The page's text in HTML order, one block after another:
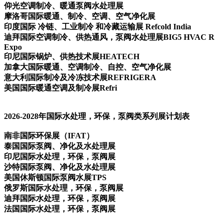
仰光空调制冷、暖通泵阀水处理展
摩洛哥国际暖通、制冷、空调、空气净化展
印度国际 冷链、工业制冷 和冷藏运输展 Refcold India
迪拜国际空调制冷、供热通风，泵阀水处理展BIG5 HVAC R
Expo
印尼国际锅炉、供热技术展HEATECH
加拿大国际暖通、空调制冷、自控、空气净化展
意大利国际制冷及冷冻技术展REFRIGERA
美国国际暖通空调及制冷展Refri
2026-2028年国际水处理，环保，泵阀类系列展计划表
南非国际环保展（IFAT）
泰国国际泵阀、净化及水处理展
印尼国际水处理，环保，泵阀展
沙特国际泵阀、净化及水处理展
美国休斯顿国际泵阀水展TPS
俄罗斯国际水处理，环保，泵阀展
迪拜国际水处理，环保，泵阀展
法国国际水处理，环保，泵阀展